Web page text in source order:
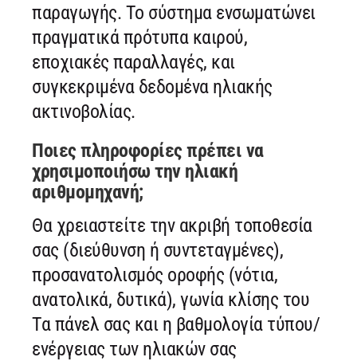
παραγωγής. Το σύστημα ενσωματώνει
πραγματικά πρότυπα καιρού,
εποχιακές παραλλαγές, και
συγκεκριμένα δεδομένα ηλιακής
ακτινοβολίας.
Ποιες πληροφορίες πρέπει να
χρησιμοποιήσω την ηλιακή
αριθμομηχανή;
Θα χρειαστείτε την ακριβή τοποθεσία
σας (διεύθυνση ή συντεταγμένες),
προσανατολισμός οροφής (νότια,
ανατολικά, δυτικά), γωνία κλίσης του
Τα πάνελ σας και η βαθμολογία τύπου/
ενέργειας των ηλιακών σας